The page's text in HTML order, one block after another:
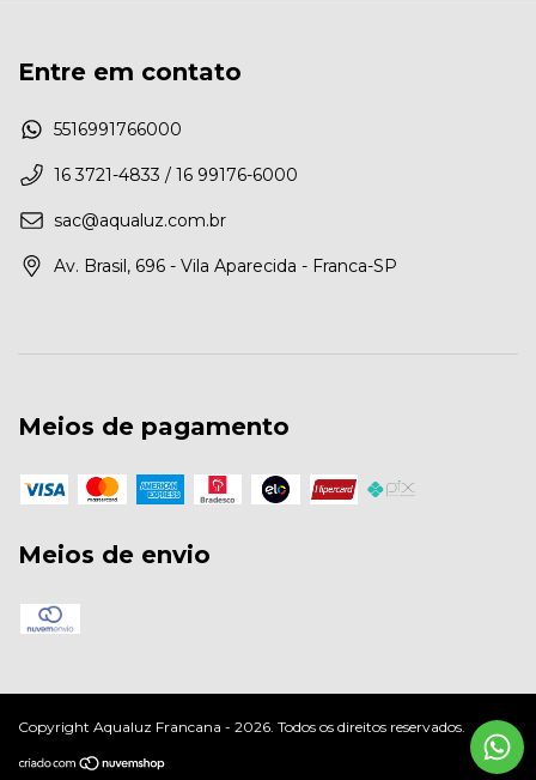
Entre em contato
5516991766000
16 3721-4833 / 16 99176-6000
sac@aqualuz.com.br
Av. Brasil, 696 - Vila Aparecida - Franca-SP
Meios de pagamento
Meios de envio
Copyright Aqualuz Francana - 2026. Todos os direitos reservados.